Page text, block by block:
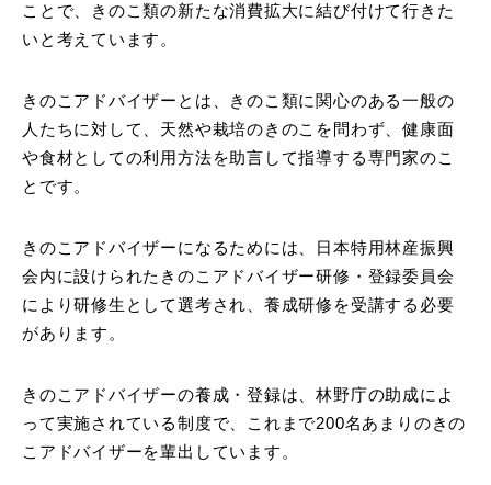
ことで、きのこ類の新たな消費拡大に結び付けて行きた
いと考えています。
きのこアドバイザーとは、きのこ類に関心のある一般の
人たちに対して、天然や栽培のきのこを問わず、健康面
や食材としての利用方法を助言して指導する専門家のこ
とです。
きのこアドバイザーになるためには、日本特用林産振興
会内に設けられたきのこアドバイザー研修・登録委員会
により研修生として選考され、養成研修を受講する必要
があります。
きのこアドバイザーの養成・登録は、林野庁の助成によ
って実施されている制度で、これまで200名あまりのきの
こアドバイザーを輩出しています。